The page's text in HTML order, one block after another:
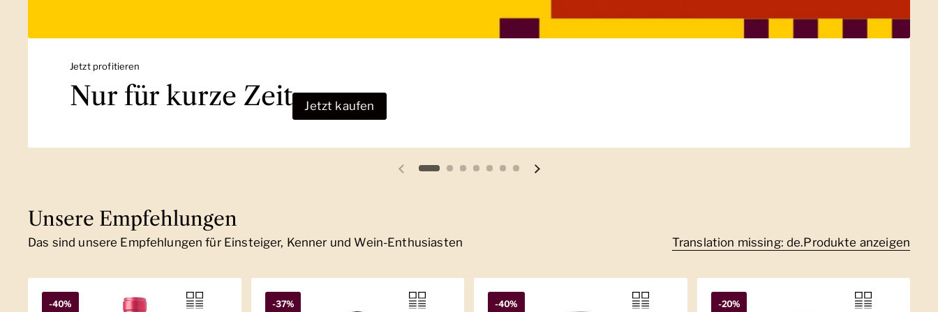
Jetzt profitieren
Nur für kurze Zeit Jetzt kaufen
Vorherige Folie Nächste Folie
Unsere Empfehlungen
Das sind unsere Empfehlungen für Einsteiger, Kenner und Wein-Enthusiasten Translation missing: de.Produkte anzeigen
-40% -37% -40% -20%